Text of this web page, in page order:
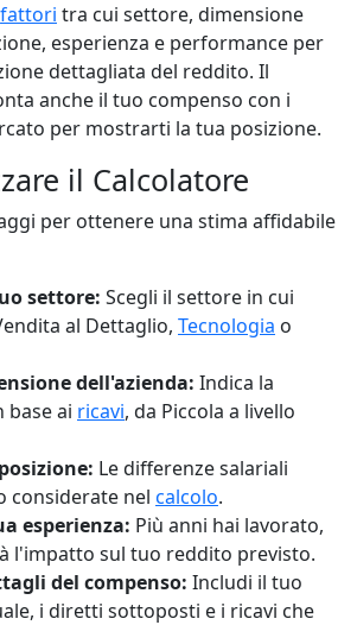
fattori tra cui settore, dimensione
esperienza e performance per
dettagliata del reddito. Il
anche il tuo compenso con i
per mostrarti la tua posizione.
il Calcolatore
per ottenere una stima affidabile
settore: Scegli il settore in cui
al Dettaglio, Tecnologia o
dell'azienda: Indica la
base ai ricavi, da Piccola a livello
Le differenze salariali
considerate nel calcolo.
esperienza: Più anni hai lavorato,
l'impatto sul tuo reddito previsto.
del compenso: Includi il tuo
i diretti sottoposti e i ricavi che